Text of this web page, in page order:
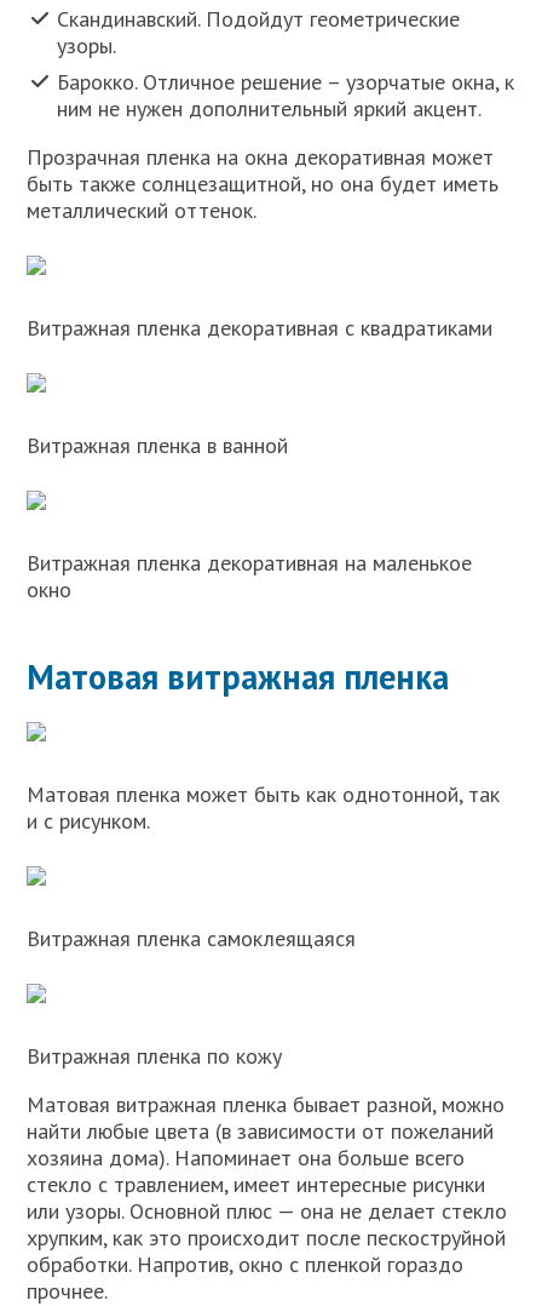
Скандинавский. Подойдут геометрические
узоры.
Барокко. Отличное решение – узорчатые окна, к
ним не нужен дополнительный яркий акцент.
Прозрачная пленка на окна декоративная может
быть также солнцезащитной, но она будет иметь
металлический оттенок.
Витражная пленка декоративная с квадратиками
Витражная пленка в ванной
Витражная пленка декоративная на маленькое
окно
Матовая витражная пленка
Матовая пленка может быть как однотонной, так
и с рисунком.
Витражная пленка самоклеящаяся
Витражная пленка по кожу
Матовая витражная пленка бывает разной, можно
найти любые цвета (в зависимости от пожеланий
хозяина дома). Напоминает она больше всего
стекло с травлением, имеет интересные рисунки
или узоры. Основной плюс — она не делает стекло
хрупким, как это происходит после пескоструйной
обработки. Напротив, окно с пленкой гораздо
прочнее.